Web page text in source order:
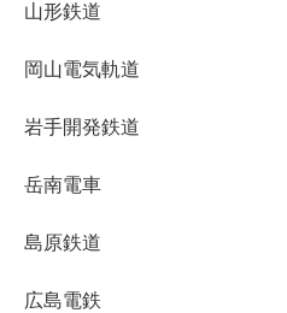
山形鉄道
岡山電気軌道
岩手開発鉄道
岳南電車
島原鉄道
広島電鉄